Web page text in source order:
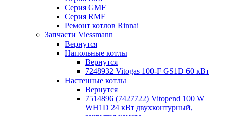
Серия GMF
Серия RMF
Ремонт котлов Rinnai
Запчасти Viessmann
Вернутся
Напольные котлы
Вернутся
7248932 Vitogas 100-F GS1D 60 кВт
Настенные котлы
Вернутся
7514896 (7427722) Vitopend 100 W
WH1D 24 кВт двухконтурный,